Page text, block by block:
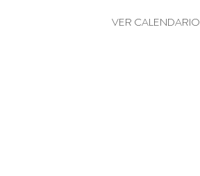
VER CALENDARIO